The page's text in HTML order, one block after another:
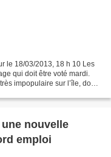
le 18/03/2013, 18 h 10 Les
qui doit être voté mardi.
impopulaire sur l’île, dont
nouvelle
emploi